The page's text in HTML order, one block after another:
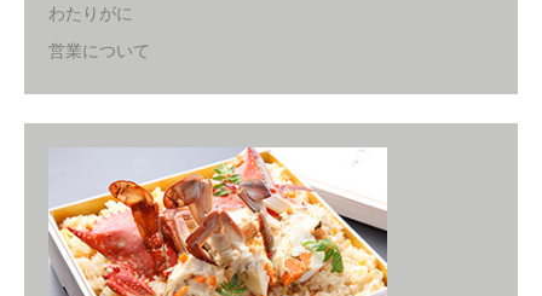
わたりがに
営業について